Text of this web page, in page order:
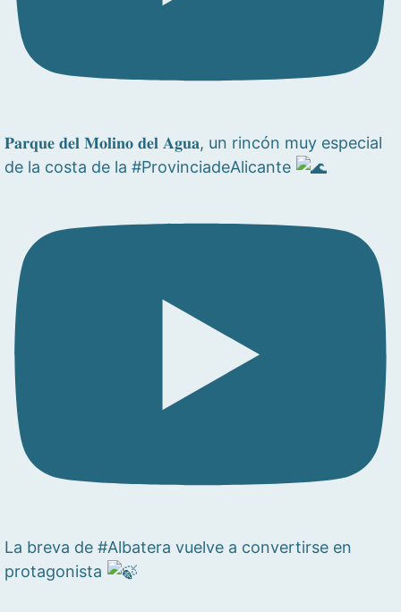
𝐏𝐚𝐫𝐪𝐮𝐞 𝐝𝐞𝐥 𝐌𝐨𝐥𝐢𝐧𝐨 𝐝𝐞𝐥 𝐀𝐠𝐮𝐚, un rincón muy especial
de la costa de la #ProvinciadeAlicante
La breva de #Albatera vuelve a convertirse en
protagonista